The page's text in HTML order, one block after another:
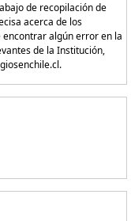
de recopilación de
acerca de los
encontrar algún error en la
de la Institución,